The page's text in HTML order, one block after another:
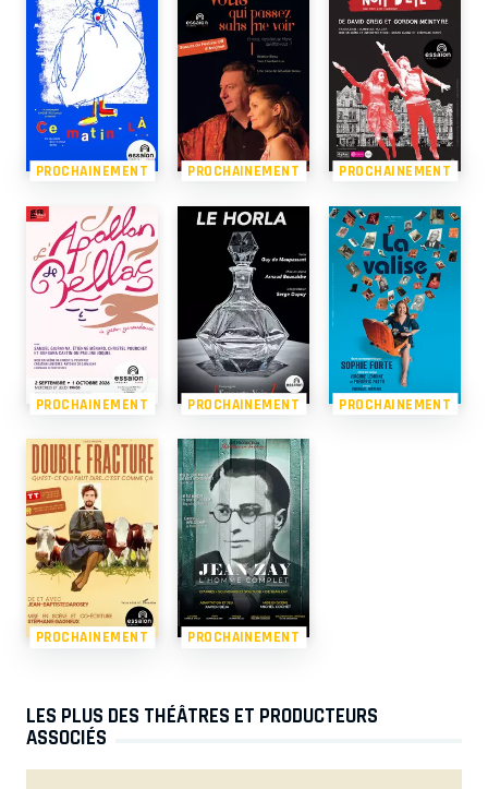
PROCHAINEMENT PROCHAINEMENT PROCHAINEMENT
PROCHAINEMENT PROCHAINEMENT PROCHAINEMENT
PROCHAINEMENT PROCHAINEMENT
LES PLUS DES THÉÂTRES ET PRODUCTEURS
ASSOCIÉS